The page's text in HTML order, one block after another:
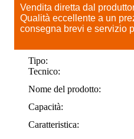
Vendita diretta dal
Qualità eccellente a un
consegna brevi e servizio
Tipo:
Tecnico:
Nome del prodotto:
Capacità:
Caratteristica: